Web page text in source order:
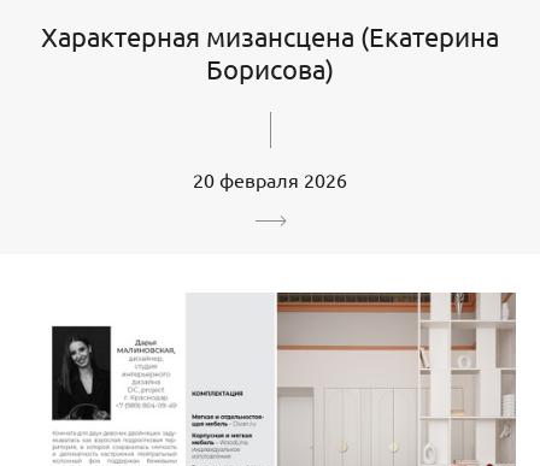
Характерная мизансцена (Екатерина
Борисова)
20 февраля 2026